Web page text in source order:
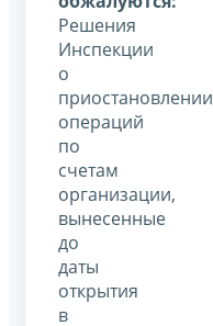
Решения
Инспекции
о
приостановлении
операций
по
счетам
организации,
вынесенные
до
даты
открытия
в